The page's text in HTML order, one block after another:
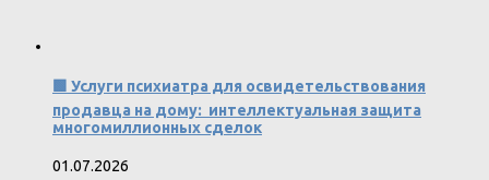
🟩 Услуги психиатра для освидетельствования
продавца на дому: интеллектуальная защита
многомиллионных сделок
01.07.2026